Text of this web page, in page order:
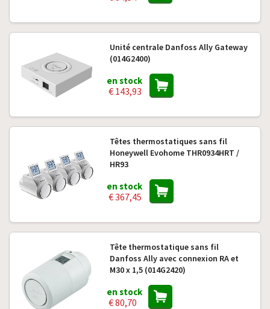
Unité centrale Danfoss Ally Gateway
(014G2400)
en stock
€ 143,93
Têtes thermostatiques sans fil
Honeywell Evohome THR0934HRT /
HR93
en stock
€ 367,45
Tête thermostatique sans fil
Danfoss Ally avec connexion RA et
M30 x 1,5 (014G2420)
en stock
€ 80,70